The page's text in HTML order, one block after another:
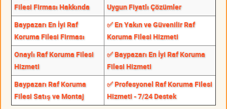
Filesi Firması Hakkında
Uygun Fiyatlı Çözümler
Baypazarı En İyi Raf
Koruma Filesi Firması
✅ En Yakın ve Güvenilir Raf
Koruma Filesi Hizmeti
Onaylı Raf Koruma Filesi
Hizmeti
✅ Baypazarı En İyi Raf Koruma
Filesi Hizmeti
Baypazarı Raf Koruma
Filesi Satış ve Montaj
✅ Profesyonel Raf Koruma Filesi
Hizmeti - 7/24 Destek